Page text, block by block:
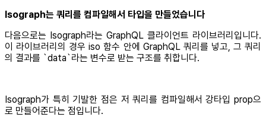
Isograph는 쿼리를 컴파일해서 타입을 만들었습니다
다음으로는 Isograph라는 GraphQL 클라이언트 라이브러리입니다.
이 라이브러리의 경우 iso 함수 안에 GraphQL 쿼리를 넣고, 그 쿼리
의 결과를 `data`라는 변수로 받는 구조를 취합니다.
Isograph가 특히 기발한 점은 저 쿼리를 컴파일해서 강타입 prop으
로 만들어준다는 점입니다.